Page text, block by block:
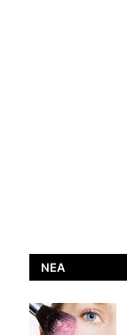
ΝΈΑ